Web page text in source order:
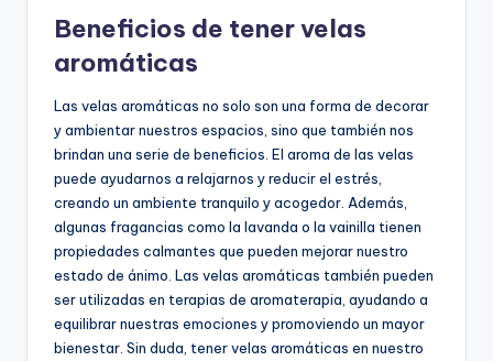
Beneficios de tener velas
aromáticas
Las velas aromáticas no solo son una forma de decorar
y ambientar nuestros espacios, sino que también nos
brindan una serie de beneficios. El aroma de las velas
puede ayudarnos a relajarnos y reducir el estrés,
creando un ambiente tranquilo y acogedor. Además,
algunas fragancias como la lavanda o la vainilla tienen
propiedades calmantes que pueden mejorar nuestro
estado de ánimo. Las velas aromáticas también pueden
ser utilizadas en terapias de aromaterapia, ayudando a
equilibrar nuestras emociones y promoviendo un mayor
bienestar. Sin duda, tener velas aromáticas en nuestro